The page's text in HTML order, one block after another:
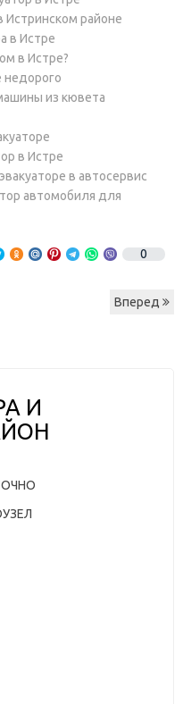
Истринском районе
в Истре
в Истре?
недорого
из кювета
в Истре
в автосервис
автомобиля для
0
Вперед
И